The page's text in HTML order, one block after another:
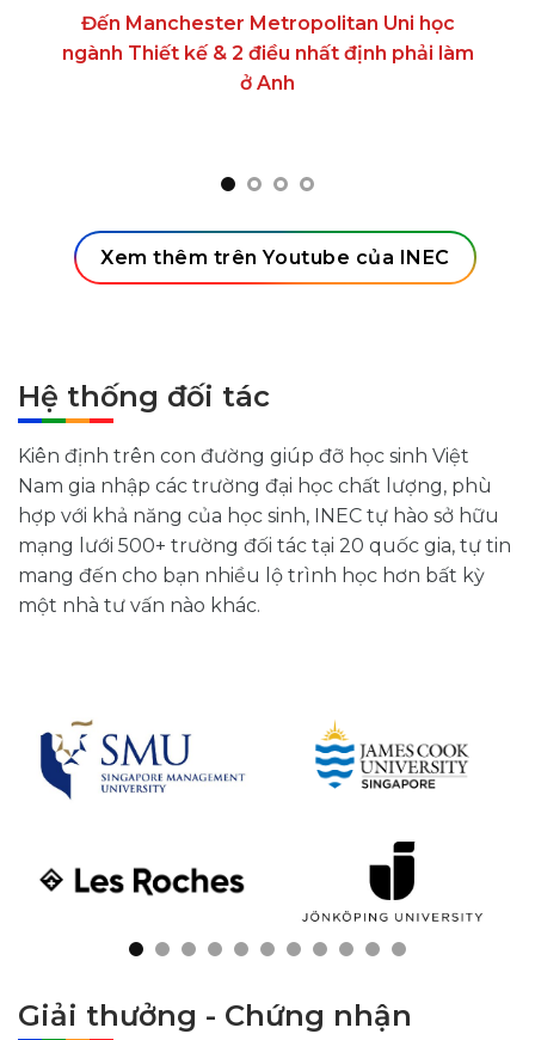
Đến Manchester Metropolitan Uni học
ngành Thiết kế & 2 điều nhất định phải làm
ở Anh
Xem thêm trên Youtube của INEC
Hệ thống đối tác
Kiên định trên con đường giúp đỡ học sinh Việt
Nam gia nhập các trường đại học chất lượng, phù
hợp với khả năng của học sinh, INEC tự hào sở hữu
mạng lưới 500+ trường đối tác tại 20 quốc gia, tự tin
mang đến cho bạn nhiều lộ trình học hơn bất kỳ
một nhà tư vấn nào khác.